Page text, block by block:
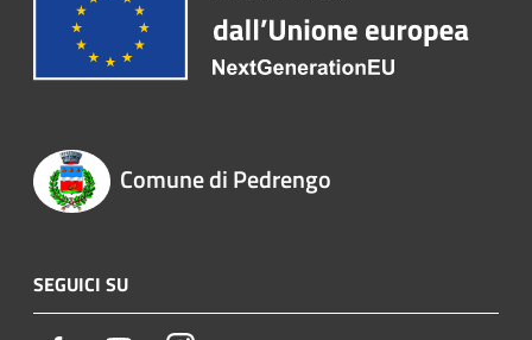
Comune di Pedrengo
SEGUICI SU